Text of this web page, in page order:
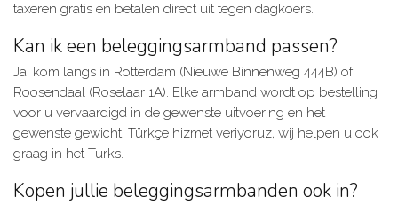
taxeren gratis en betalen direct uit tegen dagkoers.
Kan ik een beleggingsarmband passen?
Ja, kom langs in Rotterdam (Nieuwe Binnenweg 444B) of
Roosendaal (Roselaar 1A). Elke armband wordt op bestelling
voor u vervaardigd in de gewenste uitvoering en het
gewenste gewicht. Türkçe hizmet veriyoruz, wij helpen u ook
graag in het Turks.
Kopen jullie beleggingsarmbanden ook in?